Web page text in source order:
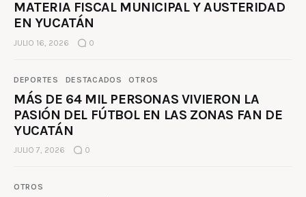
MATERIA FISCAL MUNICIPAL Y AUSTERIDAD
EN YUCATÁN
JULIO 16, 2026 0
DEPORTES DESTACADOS OTROS
MÁS DE 64 MIL PERSONAS VIVIERON LA
PASIÓN DEL FÚTBOL EN LAS ZONAS FAN DE
YUCATÁN
JULIO 7, 2026 0
OTROS